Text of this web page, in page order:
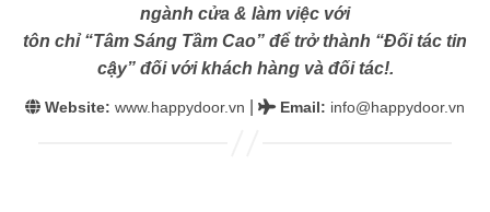
ngành cửa & làm việc với
tôn chỉ “Tâm Sáng Tầm Cao” để trở thành “Đối tác tin
cậy” đối với khách hàng và đối tác!.
Website: www.happydoor.vn Email: info@happydoor.vn